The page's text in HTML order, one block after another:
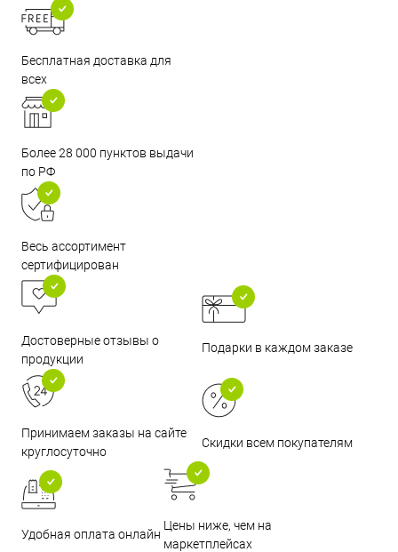
Бесплатная доставка для
всех
Более 28 000 пунктов выдачи
по РФ
Весь ассортимент
сертифицирован
Достоверные отзывы о
продукции
Подарки в каждом заказе
Принимаем заказы на сайте
круглосуточно
Скидки всем покупателям
Удобная оплата онлайн
Цены ниже, чем на
маркетплейсах